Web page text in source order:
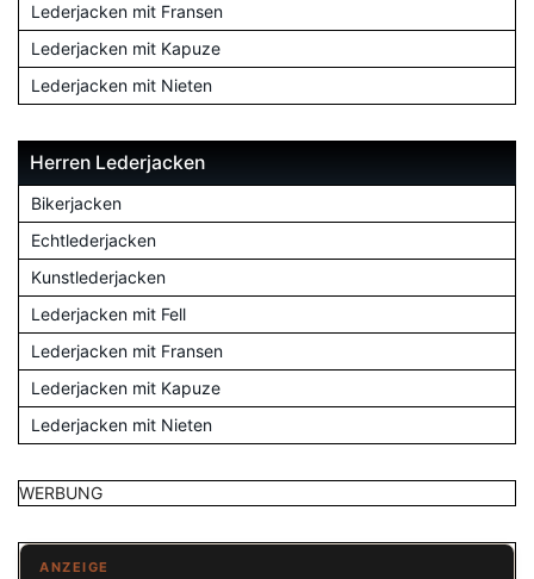
Lederjacken mit Fransen
Lederjacken mit Kapuze
Lederjacken mit Nieten
Herren Lederjacken
Bikerjacken
Echtlederjacken
Kunstlederjacken
Lederjacken mit Fell
Lederjacken mit Fransen
Lederjacken mit Kapuze
Lederjacken mit Nieten
WERBUNG
ANZEIGE